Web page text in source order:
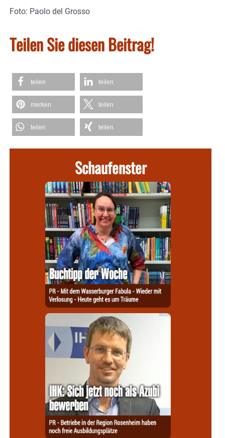
Foto: Paolo del Grosso
Teilen Sie diesen Beitrag!
teilen teilen
merken teilen
teilen teilen
Schaufenster